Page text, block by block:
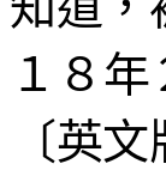
１８
〔英